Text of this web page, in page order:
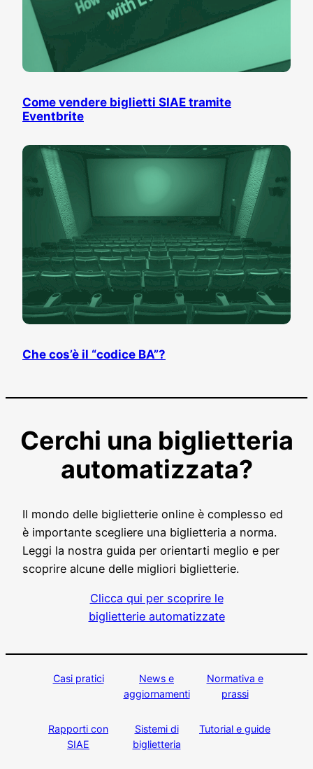
Come vendere biglietti SIAE tramite
Eventbrite
Che cos’è il “codice BA”?
Cerchi una biglietteria
automatizzata?
Il mondo delle biglietterie online è complesso ed
è importante scegliere una biglietteria a norma.
Leggi la nostra guida per orientarti meglio e per
scoprire alcune delle migliori biglietterie.
Clicca qui per scoprire le
biglietterie automatizzate
Casi pratici
News e
aggiornamenti
Normativa e
prassi
Rapporti con
SIAE
Sistemi di
biglietteria
Tutorial e guide